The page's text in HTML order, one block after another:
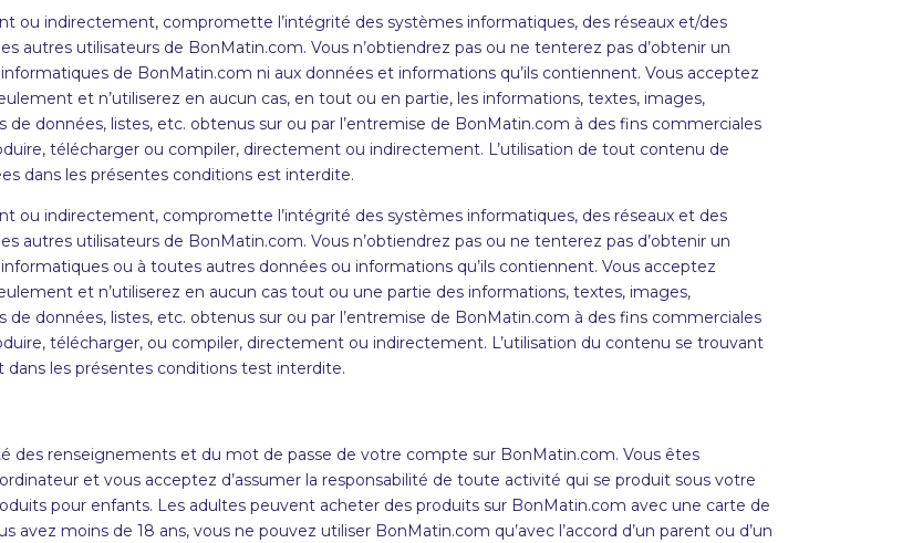
ou indirectement, compromette l’intégrité des systèmes informatiques, des réseaux et/des
autres utilisateurs de BonMatin.com. Vous n’obtiendrez pas ou ne tenterez pas d’obtenir un
de BonMatin.com ni aux données et informations qu’ils contiennent. Vous acceptez
et n’utiliserez en aucun cas, en tout ou en partie, les informations, textes, images,
de données, listes, etc. obtenus sur ou par l’entremise de BonMatin.com à des fins commerciales
télécharger ou compiler, directement ou indirectement. L’utilisation de tout contenu de
dans les présentes conditions est interdite.
ou indirectement, compromette l’intégrité des systèmes informatiques, des réseaux et des
autres utilisateurs de BonMatin.com. Vous n’obtiendrez pas ou ne tenterez pas d’obtenir un
ou à toutes autres données ou informations qu’ils contiennent. Vous acceptez
et n’utiliserez en aucun cas tout ou une partie des informations, textes, images,
de données, listes, etc. obtenus sur ou par l’entremise de BonMatin.com à des fins commerciales
télécharger, ou compiler, directement ou indirectement. L’utilisation du contenu se trouvant
les présentes conditions test interdite.
des renseignements et du mot de passe de votre compte sur BonMatin.com. Vous êtes
et vous acceptez d’assumer la responsabilité de toute activité qui se produit sous votre
pour enfants. Les adultes peuvent acheter des produits sur BonMatin.com avec une carte de
avez moins de 18 ans, vous ne pouvez utiliser BonMatin.com qu’avec l’accord d’un parent ou d’un